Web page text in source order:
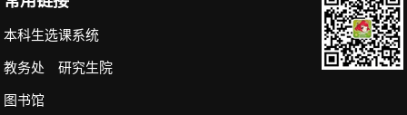
本科生选课系统
教务处 研究生院
图书馆